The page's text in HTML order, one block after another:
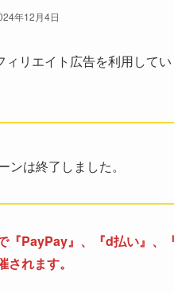
年12月4日
ィリエイト広告を利用して
ンは終了しました。
『PayPay』、『d払い』、
されます。